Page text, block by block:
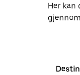
Her kan